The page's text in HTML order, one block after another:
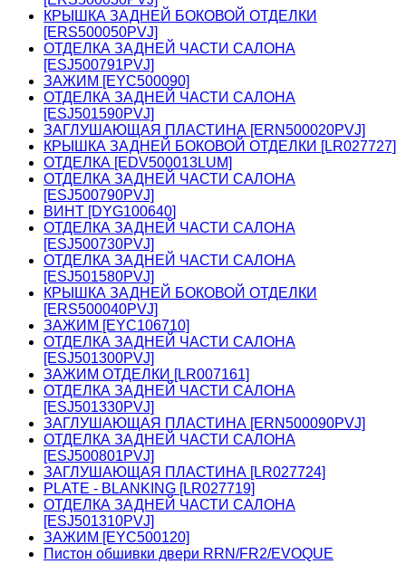
КРЫШКА ЗАДНЕЙ БОКОВОЙ ОТДЕЛКИ
[ERS500050PVJ]
ОТДЕЛКА ЗАДНЕЙ ЧАСТИ САЛОНА
[ESJ500791PVJ]
ЗАЖИМ [EYC500090]
ОТДЕЛКА ЗАДНЕЙ ЧАСТИ САЛОНА
[ESJ501590PVJ]
ЗАГЛУШАЮЩАЯ ПЛАСТИНА [ERN500020PVJ]
КРЫШКА ЗАДНЕЙ БОКОВОЙ ОТДЕЛКИ [LR027727]
ОТДЕЛКА [EDV500013LUM]
ОТДЕЛКА ЗАДНЕЙ ЧАСТИ САЛОНА
[ESJ500790PVJ]
ВИНТ [DYG100640]
ОТДЕЛКА ЗАДНЕЙ ЧАСТИ САЛОНА
[ESJ500730PVJ]
ОТДЕЛКА ЗАДНЕЙ ЧАСТИ САЛОНА
[ESJ501580PVJ]
КРЫШКА ЗАДНЕЙ БОКОВОЙ ОТДЕЛКИ
[ERS500040PVJ]
ЗАЖИМ [EYC106710]
ОТДЕЛКА ЗАДНЕЙ ЧАСТИ САЛОНА
[ESJ501300PVJ]
ЗАЖИМ ОТДЕЛКИ [LR007161]
ОТДЕЛКА ЗАДНЕЙ ЧАСТИ САЛОНА
[ESJ501330PVJ]
ЗАГЛУШАЮЩАЯ ПЛАСТИНА [ERN500090PVJ]
ОТДЕЛКА ЗАДНЕЙ ЧАСТИ САЛОНА
[ESJ500801PVJ]
ЗАГЛУШАЮЩАЯ ПЛАСТИНА [LR027724]
PLATE - BLANKING [LR027719]
ОТДЕЛКА ЗАДНЕЙ ЧАСТИ САЛОНА
[ESJ501310PVJ]
ЗАЖИМ [EYC500120]
Пистон обшивки двери RRN/FR2/EVOQUE